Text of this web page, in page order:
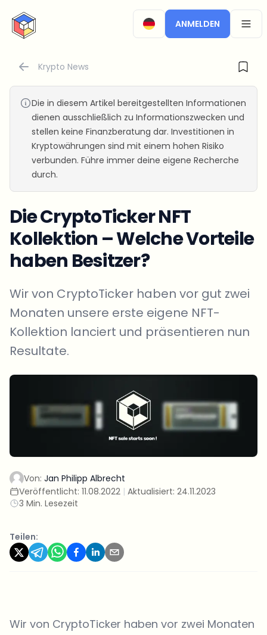
CryptoTicker
ANMELDEN
Krypto News
Die in diesem Artikel bereitgestellten Informationen
dienen ausschließlich zu Informationszwecken und
stellen keine Finanzberatung dar. Investitionen in
Kryptowährungen sind mit einem hohen Risiko
verbunden. Führe immer deine eigene Recherche
durch.
Die CryptoTicker NFT
Kollektion – Welche Vorteile
haben Besitzer?
Wir von CryptoTicker haben vor gut zwei
Monaten unsere erste eigene NFT-
Kollektion lanciert und präsentieren nun
Resultate.
Von: Jan Philipp Albrecht
Veröffentlicht: 11.08.2022 | Aktualisiert: 24.11.2023
3 Min. Lesezeit
Teilen:
Wir von CryptoTicker haben vor zwei Monaten